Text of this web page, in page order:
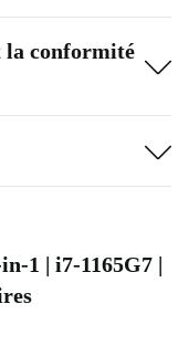
la conformité
1 | i7-1165G7 |